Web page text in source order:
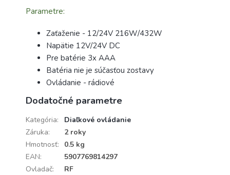
Parametre:
Zaťaženie - 12/24V 216W/432W
Napätie 12V/24V DC
Pre batérie 3x AAA
Batéria nie je súčasťou zostavy
Ovládanie - rádiové
Dodatočné parametre
Kategória:
Diaľkové ovládanie
Záruka:
2 roky
Hmotnosť:
0.5 kg
EAN:
5907769814297
Ovladač: RF